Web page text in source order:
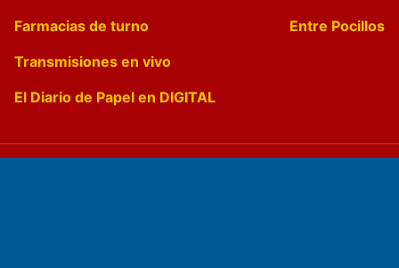
Farmacias de turno
Entre Pocillos
Transmisiones en vivo
El Diario de Papel en DIGITAL